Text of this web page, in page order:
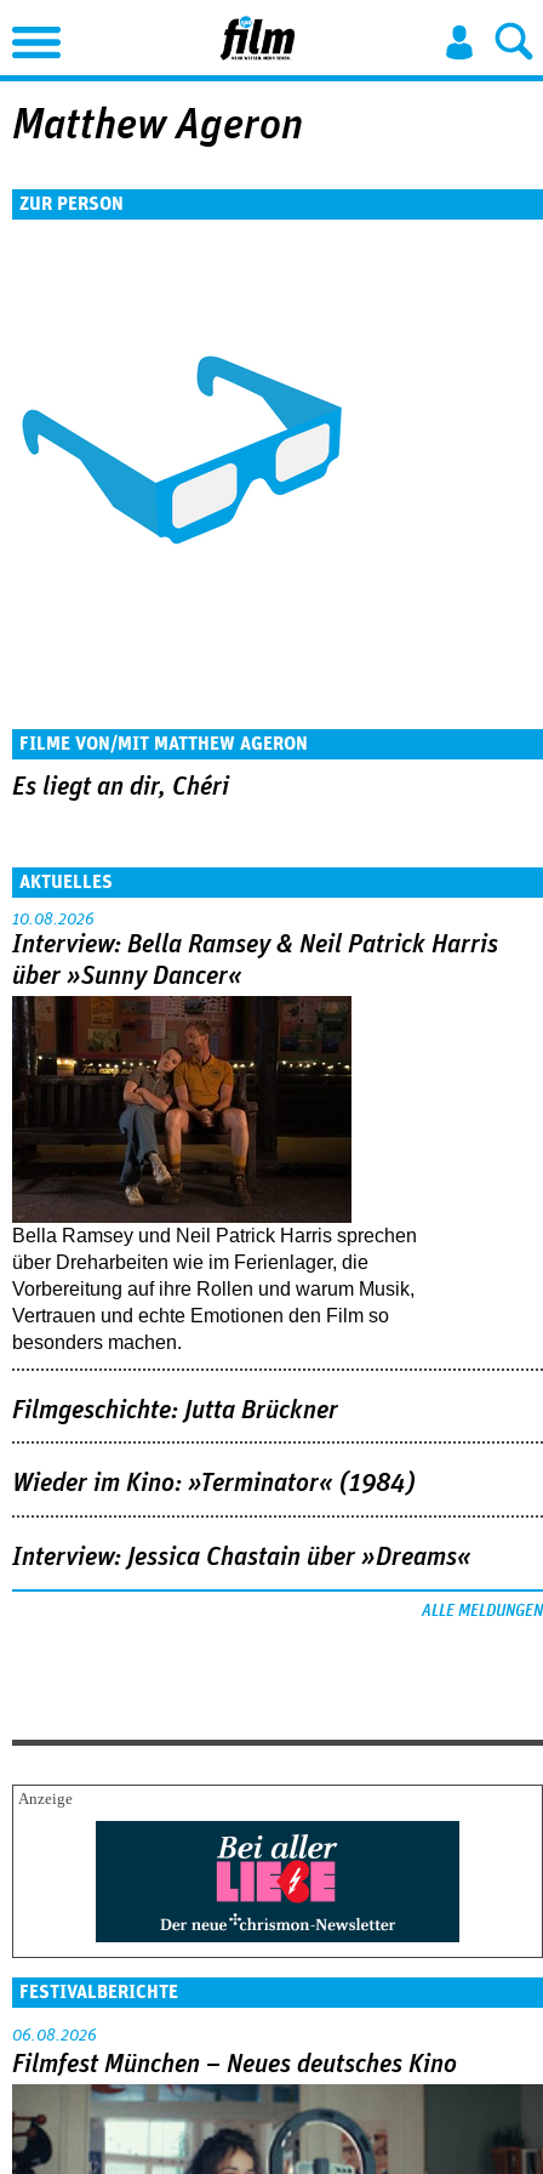
Jump to Navigation
Matthew Ageron
ZUR PERSON
FILME VON/MIT MATTHEW AGERON
Es liegt an dir, Chéri
AKTUELLES
10.08.2026
Interview: Bella Ramsey & Neil Patrick Harris
über »Sunny Dancer«
Bella Ramsey und Neil Patrick Harris sprechen
über Dreharbeiten wie im Ferienlager, die
Vorbereitung auf ihre Rollen und warum Musik,
Vertrauen und echte Emotionen den Film so
besonders machen.
Filmgeschichte: Jutta Brückner
Wieder im Kino: »Terminator« (1984)
Interview: Jessica Chastain über »Dreams«
ALLE MELDUNGEN
FESTIVALBERICHTE
06.08.2026
Filmfest München – Neues deutsches Kino